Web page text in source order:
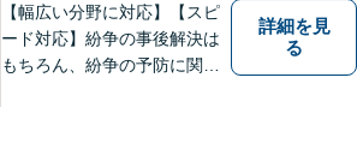
【幅広い分野に対応】【スピ
ード対応】紛争の事後解決は
もちろん、紛争の予防に関す
詳細を見
る